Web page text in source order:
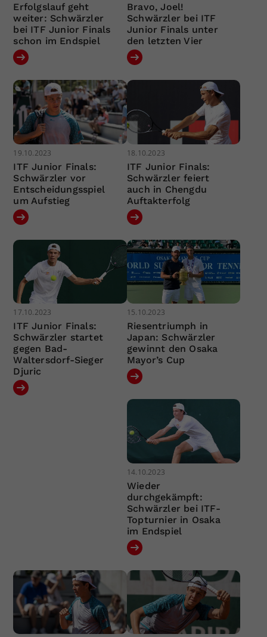
Erfolgslauf geht
weiter: Schwärzler
bei ITF Junior Finals
schon im Endspiel
Bravo, Joel!
Schwärzler bei ITF
Junior Finals unter
den letzten Vier
19.10.2023
ITF Junior Finals:
Schwärzler vor
Entscheidungsspiel
um Aufstieg
18.10.2023
ITF Junior Finals:
Schwärzler feiert
auch in Chengdu
Auftakterfolg
17.10.2023
ITF Junior Finals:
Schwärzler startet
gegen Bad-
Waltersdorf-Sieger
Djuric
15.10.2023
Riesentriumph in
Japan: Schwärzler
gewinnt den Osaka
Mayor’s Cup
14.10.2023
Wieder
durchgekämpft:
Schwärzler bei ITF-
Topturnier in Osaka
im Endspiel